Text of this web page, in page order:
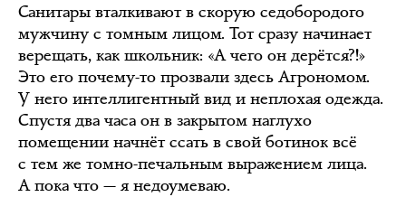
Санитары вталкивают в скорую седобородого
мужчину с томным лицом. Тот сразу начинает
верещать, как школьник: «А чего он дерётся?!»
Это его почему-то прозвали здесь Агрономом.
У него интеллигентный вид и неплохая одежда.
Спустя два часа он в закрытом наглухо
помещении начнёт ссать в свой ботинок всё
с тем же томно-печальным выражением лица.
А пока что — я недоумеваю.